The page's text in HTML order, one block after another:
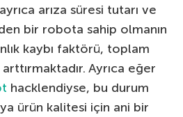
arıza süresi tutarı ve
bir robota sahip olmanın
kaybı faktörü, toplam
Ayrıca eğer
hacklendiyse, bu durum
ürün kalitesi için ani bir